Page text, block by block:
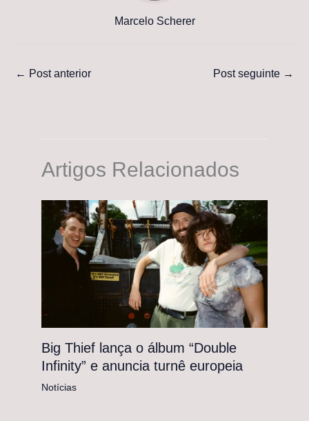
Marcelo Scherer
← Post anterior Post seguinte →
Artigos Relacionados
Big Thief lança o álbum “Double
Infinity” e anuncia turnê europeia
Notícias